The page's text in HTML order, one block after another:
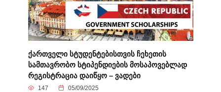
ქართველი სტუდენტებისთვის ჩეხეთის
სამთავრობო სტიპენდიების მოსაპოვებლად
რეგისტრაცია დაიწყო – ვადები
147 05/09/2025